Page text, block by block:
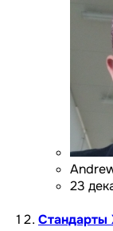
23
Стандарты